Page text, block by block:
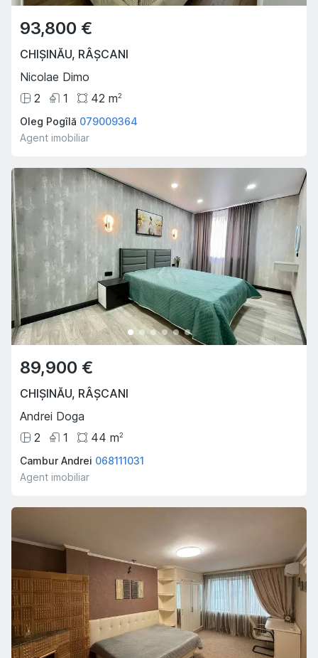
93,800 €
CHIȘINĂU, RÂȘCANI
Nicolae Dimo
2
1 42 m2
Oleg Pogîlă 079009364
Agent imobiliar
89,900 €
CHIȘINĂU, RÂȘCANI
Andrei Doga
2
1 44 m2
Cambur Andrei 068111031
Agent imobiliar